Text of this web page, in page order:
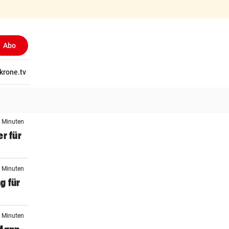
Abo
krone.tv
Minuten
für
Minuten
für
Minuten